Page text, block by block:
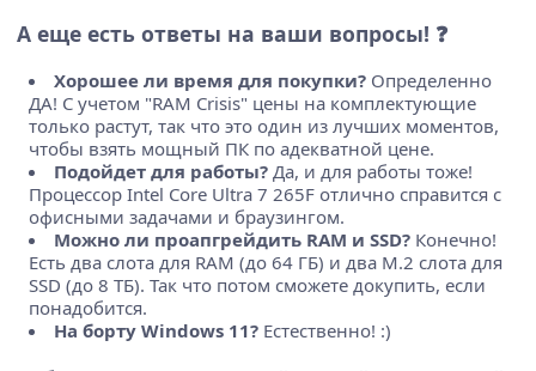
А еще есть ответы на ваши вопросы! ❓
Хорошее ли время для покупки? Определенно
ДА! С учетом "RAM Crisis" цены на комплектующие
только растут, так что это один из лучших моментов,
чтобы взять мощный ПК по адекватной цене.
Подойдет для работы? Да, и для работы тоже!
Процессор Intel Core Ultra 7 265F отлично справится с
офисными задачами и браузингом.
Можно ли проапгрейдить RAM и SSD? Конечно!
Есть два слота для RAM (до 64 ГБ) и два M.2 слота для
SSD (до 8 ТБ). Так что потом сможете докупить, если
понадобится.
На борту Windows 11? Естественно! :)